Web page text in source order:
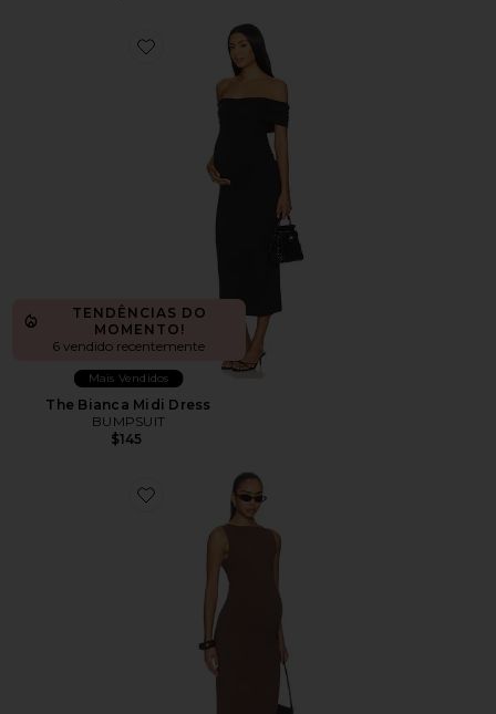
Favorite The Bianca Midi Dress
TENDÊNCIAS DO
MOMENTO!
6 vendido recentemente
Mais Vendidos
The Bianca Midi Dress
BUMPSUIT
$145
Favorite Sculpting Rib Boat Neck Midi Dress